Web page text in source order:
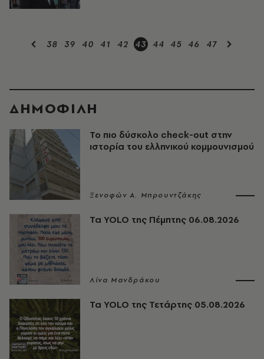
38 39 40 41 42 43 44 45 46 47
ΔΗΜΟΦΙΛΗ
Το πιο δύσκολο check-out στην
ιστορία του ελληνικού κομμουνισμού
Ξενοφών Α. Μπρουντζάκης
Τα YOLO της Πέμπτης 06.08.2026
Λίνα Μανδράκου
Τα YOLO της Τετάρτης 05.08.2026